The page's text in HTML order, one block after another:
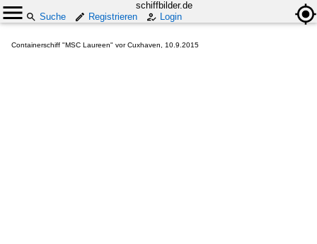
schiffbilder.de
Suche
Registrieren Login
Containerschiff "MSC Laureen" vor Cuxhaven, 10.9.2015